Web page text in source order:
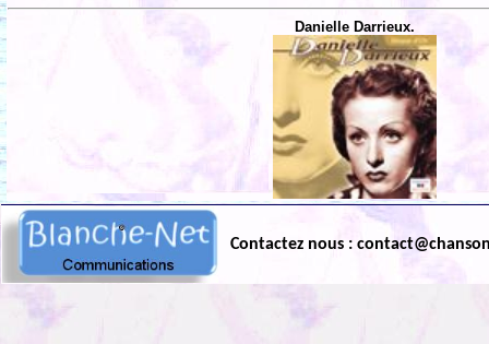
Danielle Darrieux.
Contactez nous :